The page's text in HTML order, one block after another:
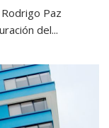
Paz
del...